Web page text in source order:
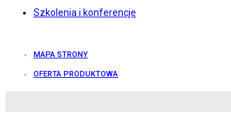
Szkolenia i konferencje
MAPA STRONY
OFERTA PRODUKTOWA